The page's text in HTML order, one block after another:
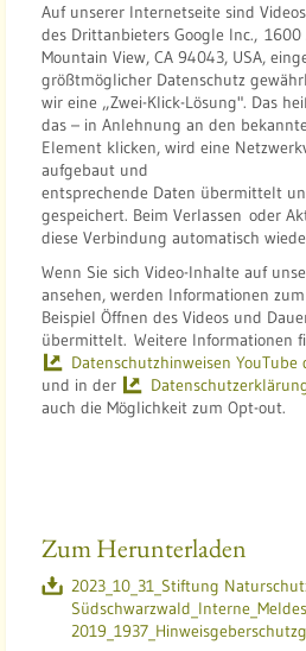
Auf unserer Internetseite sind
des Drittanbieters Google Inc.,
Mountain View, CA 94043, USA,
größtmöglicher Datenschutz
wir eine „Zwei-Klick-Lösung". Das
das – in Anlehnung an den
Element klicken, wird eine
aufgebaut und
entsprechende Daten übermittelt
gespeichert. Beim Verlassen oder
diese Verbindung automatisch
Wenn Sie sich Video-Inhalte auf
ansehen, werden Informationen
Beispiel Öffnen des Videos und
übermittelt. Weitere Informationen
Datenschutzhinweisen
und in der
auch die Möglichkeit zum Opt-out.
Zum Herunterladen
2023_10_31_Stiftung